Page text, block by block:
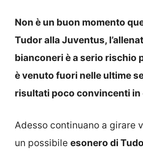
Non è un buon momento
Tudor alla Juventus,
bianconeri è a serio rischio
è venuto fuori nelle ultime
risultati poco convincenti in
Adesso continuano a girare
un possibile esonero di